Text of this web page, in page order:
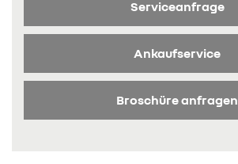
Serviceanfrage
Ankaufservice
Broschüre anfragen